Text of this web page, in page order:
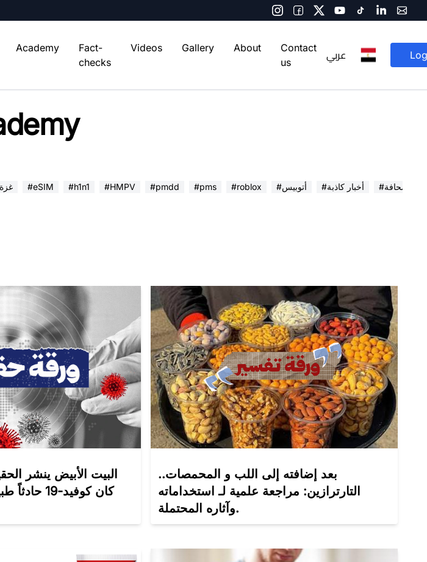
Academy
Fact-
checks
Videos Gallery About
Contact
us
عربي
##غزة #eSIM #h1n1 #HMPV #pmdd #pms #roblox #أتوبيس #أخبار كاذبة في الصحافة
البيت الأبيض ينشر
كان كوفيد-
بعد إضافته إلى اللب و المحمصات..
التارترازين: مراجعة علمية لـ استخداماته
وآثاره المحتملة.